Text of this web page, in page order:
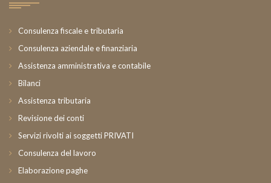
Consulenza fiscale e tributaria
Consulenza aziendale e finanziaria
Assistenza amministrativa e contabile
Bilanci
Assistenza tributaria
Revisione dei conti
Servizi rivolti ai soggetti PRIVATI
Consulenza del lavoro
Elaborazione paghe